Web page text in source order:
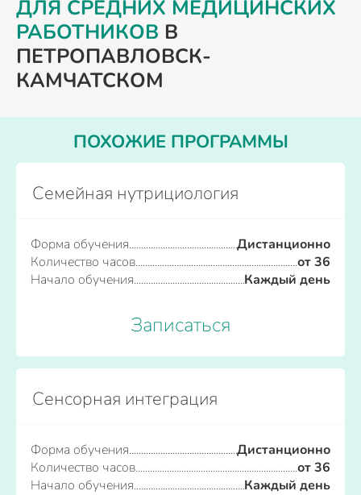
ДЛЯ СРЕДНИХ МЕДИЦИНСКИХ
РАБОТНИКОВ В
ПЕТРОПАВЛОВСК-
КАМЧАТСКОМ
ПОХОЖИЕ ПРОГРАММЫ
Семейная нутрициология
Форма обучения
Дистанционно
Количество часов
от 36
Начало обучения
Каждый день
Записаться
Сенсорная интеграция
Форма обучения
Дистанционно
Количество часов
от 36
Начало обучения
Каждый день